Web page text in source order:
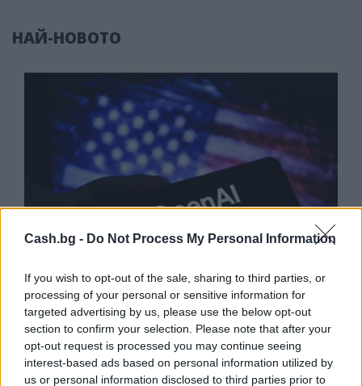
Cash.bg - Do Not Process My Personal Information
If you wish to opt-out of the sale, sharing to third parties, or
processing of your personal or sensitive information for
targeted advertising by us, please use the below opt-out
section to confirm your selection. Please note that after your
opt-out request is processed you may continue seeing
interest-based ads based on personal information utilized by
us or personal information disclosed to third parties prior to
НАЙ-НОВОТО
Експерти: Изкуственият интелект
постига нови нива на „автономност и
опити за измама“
05.08.2026 / 11:30